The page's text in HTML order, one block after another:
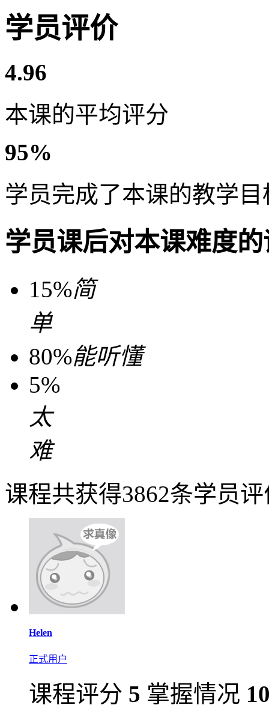
学员评价
4.96
本课的平均评分
95%
学员完成了本课的教学目
学员课后对本课难度
15%简
单
80%能听懂
5%
太
难
课程共获得3862条学员
Helen
正式用户
课程评分 5 掌握情况